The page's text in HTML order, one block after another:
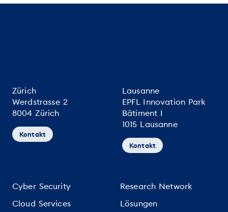
Zürich
Werdstrasse 2
8004 Zürich
Kontakt
Lausanne
EPFL Innovation Park
Bâtiment I
1015 Lausanne
Kontakt
Cyber Security
Cloud Services
Research Network
Lösungen